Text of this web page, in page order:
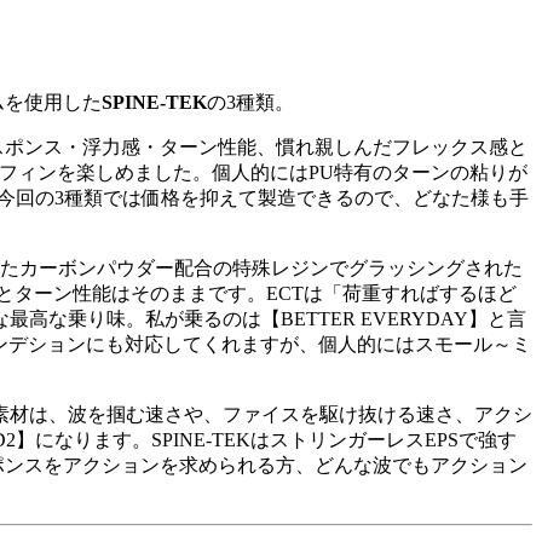
を使用したSPINE-TEKの3種類。
ンス・浮力感・ターン性能、慣れ親しんだフレックス感と
ィンを楽しめました。個人的にはPU特有のターンの粘りが
の3種類では価格を抑えて製造できるので、どなた様も手
カーボンパウダー配合の特殊レジンでグラッシングされた
ーン性能はそのままです。ECTは「荷重すればするほど
高な乗り味。私が乗るのは【BETTER EVERYDAY】と言
ションにも対応してくれますが、個人的にはスモール～ミ
は、波を掴む速さや、ファイスを駆け抜ける速さ、アクシ
になります。SPINE-TEKはストリンガーレスEPSで強す
スをアクションを求められる方、どんな波でもアクション